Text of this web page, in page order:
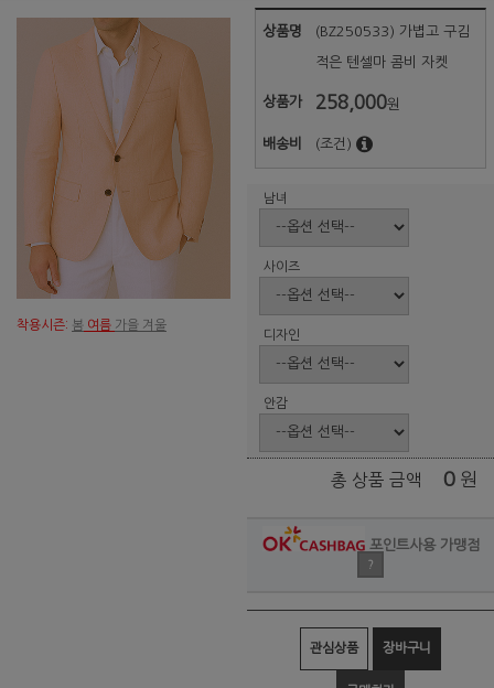
착용시즌: 봄 여름 가을 겨울
상품명 (BZ250533) 가볍고 구김
적은 텐셀마 콤비 자켓
상품가 258,000원
배송비 (조건)
남녀
사이즈
디자인
안감
총 상품 금액 0 원
포인트사용 가맹점
?
관심상품 장바구니